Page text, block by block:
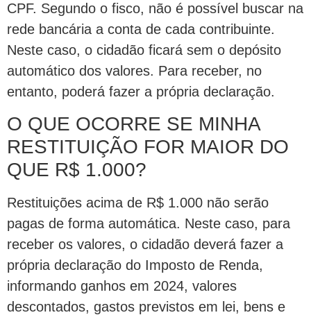
CPF. Segundo o fisco, não é possível buscar na
rede bancária a conta de cada contribuinte.
Neste caso, o cidadão ficará sem o depósito
automático dos valores. Para receber, no
entanto, poderá fazer a própria declaração.
O QUE OCORRE SE MINHA
RESTITUIÇÃO FOR MAIOR DO
QUE R$ 1.000?
Restituições acima de R$ 1.000 não serão
pagas de forma automática. Neste caso, para
receber os valores, o cidadão deverá fazer a
própria declaração do Imposto de Renda,
informando ganhos em 2024, valores
descontados, gastos previstos em lei, bens e